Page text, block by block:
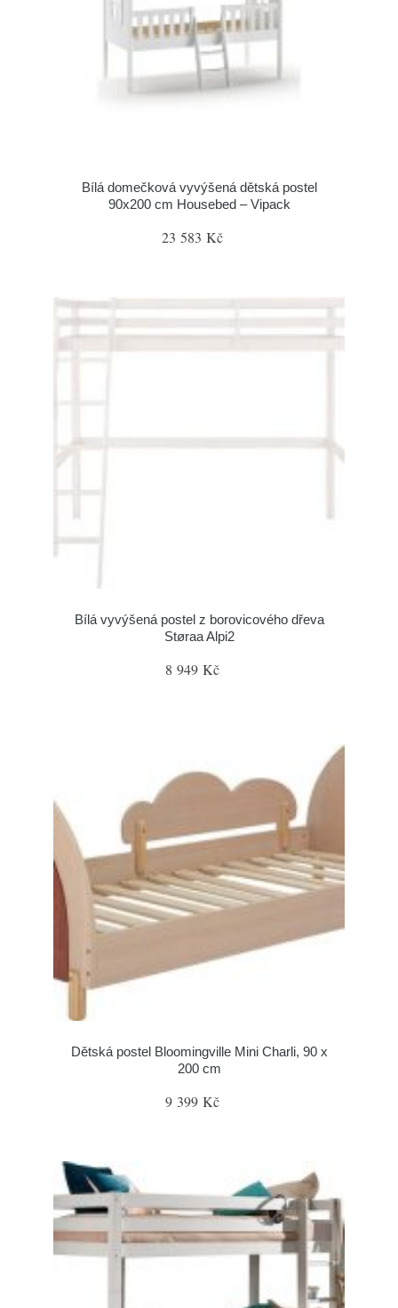
Bílá domečková vyvýšená dětská postel
90x200 cm Housebed – Vipack
23 583 Kč
Bílá vyvýšená postel z borovicového dřeva
Støraa Alpi2
8 949 Kč
Dětská postel Bloomingville Mini Charli, 90 x
200 cm
9 399 Kč